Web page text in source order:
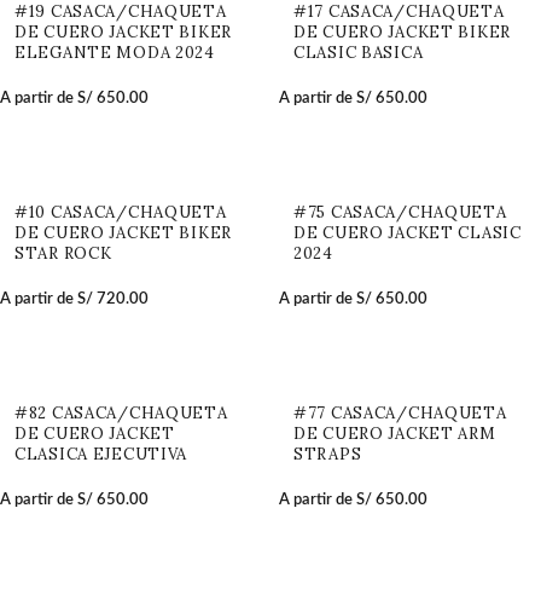
#19 CASACA/CHAQUETA
DE CUERO JACKET BIKER
ELEGANTE MODA 2024
A partir de S/ 650.00
#17 CASACA/CHAQUETA
DE CUERO JACKET BIKER
CLASIC BASICA
A partir de S/ 650.00
#10 CASACA/CHAQUETA
DE CUERO JACKET BIKER
STAR ROCK
A partir de S/ 720.00
#75 CASACA/CHAQUETA
DE CUERO JACKET CLASIC
2024
A partir de S/ 650.00
#82 CASACA/CHAQUETA
DE CUERO JACKET
CLASICA EJECUTIVA
A partir de S/ 650.00
#77 CASACA/CHAQUETA
DE CUERO JACKET ARM
STRAPS
A partir de S/ 650.00